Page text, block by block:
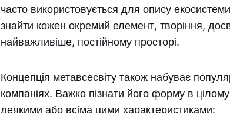
часто використовується для опису
знайти кожен окремий елемент, творіння,
найважливіше, постійному просторі.
Концепція метавсесвіту також набуває
компаніях. Важко пізнати його форму в
деякими або всіма цими характеристиками: